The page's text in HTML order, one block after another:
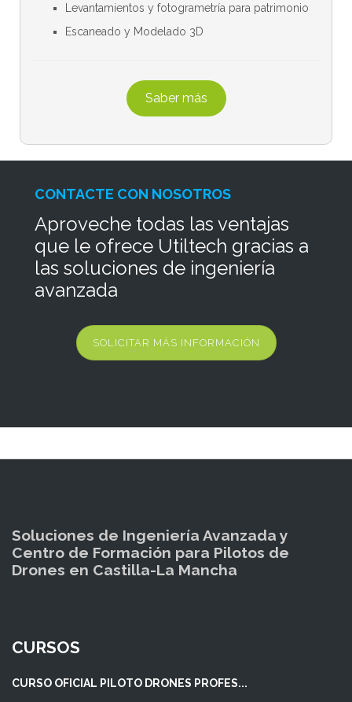
Levantamientos y fotogrametría para patrimonio
Escaneado y Modelado 3D
Saber más
CONTACTE CON NOSOTROS
Aproveche todas las ventajas
que le ofrece Utiltech gracias a
las soluciones de ingeniería
avanzada
SOLICITAR MÁS INFORMACIÓN
Soluciones de Ingeniería Avanzada y
Centro de Formación para Pilotos de
Drones en Castilla-La Mancha
CURSOS
CURSO OFICIAL PILOTO DRONES PROFES...